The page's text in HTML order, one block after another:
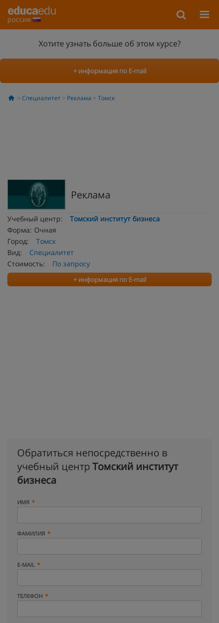
россия
Хотите узнать больше об этом курсе?
+ информация по E-mail
Специалитет Реклама Томск
Реклама
Учебный центр:
Томский институт бизнеса
Форма: Очная
Город:
Томск
Вид:
Специалитет
Стоимость:
По запросу
+ информация по E-mail
Обратиться непосредственно в
учебный центр Томский институт
бизнеса
ИМЯ
ФАМИЛИЯ
E-MAIL
ТЕЛЕФОН